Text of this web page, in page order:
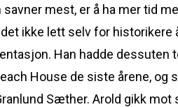
mest, er å ha mer tid
ikke lett selv for historikere
Han hadde
House de siste årene, og
Sæther. Arold gikk mot